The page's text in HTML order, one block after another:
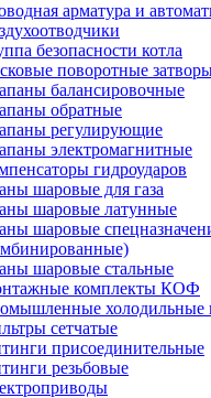
арматура и
безопасности котла
поворотные
балансировочные
обратные
регулирующие
электромагнитные
гидроударов
шаровые для газа
шаровые латунные
шаровые
шаровые стальные
комплекты КОФ
холодильные
сетчатые
присоединительные
резьбовые